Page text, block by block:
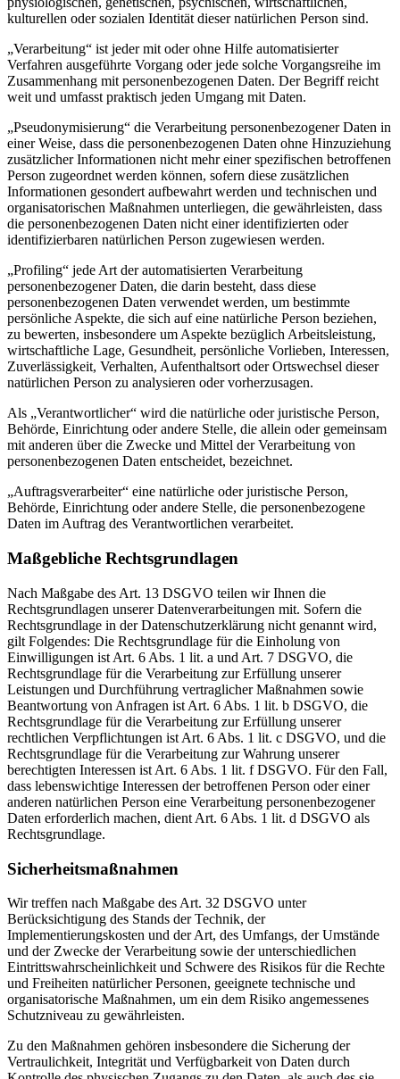
kulturellen oder sozialen Identität dieser natürlichen Person sind.
„Verarbeitung“ ist jeder mit oder ohne Hilfe automatisierter
Verfahren ausgeführte Vorgang oder jede solche Vorgangsreihe im
Zusammenhang mit personenbezogenen Daten. Der Begriff reicht
weit und umfasst praktisch jeden Umgang mit Daten.
„Pseudonymisierung“ die Verarbeitung personenbezogener Daten in
einer Weise, dass die personenbezogenen Daten ohne Hinzuziehung
zusätzlicher Informationen nicht mehr einer spezifischen betroffenen
Person zugeordnet werden können, sofern diese zusätzlichen
Informationen gesondert aufbewahrt werden und technischen und
organisatorischen Maßnahmen unterliegen, die gewährleisten, dass
die personenbezogenen Daten nicht einer identifizierten oder
identifizierbaren natürlichen Person zugewiesen werden.
„Profiling“ jede Art der automatisierten Verarbeitung
personenbezogener Daten, die darin besteht, dass diese
personenbezogenen Daten verwendet werden, um bestimmte
persönliche Aspekte, die sich auf eine natürliche Person beziehen,
zu bewerten, insbesondere um Aspekte bezüglich Arbeitsleistung,
wirtschaftliche Lage, Gesundheit, persönliche Vorlieben, Interessen,
Zuverlässigkeit, Verhalten, Aufenthaltsort oder Ortswechsel dieser
natürlichen Person zu analysieren oder vorherzusagen.
Als „Verantwortlicher“ wird die natürliche oder juristische Person,
Behörde, Einrichtung oder andere Stelle, die allein oder gemeinsam
mit anderen über die Zwecke und Mittel der Verarbeitung von
personenbezogenen Daten entscheidet, bezeichnet.
„Auftragsverarbeiter“ eine natürliche oder juristische Person,
Behörde, Einrichtung oder andere Stelle, die personenbezogene
Daten im Auftrag des Verantwortlichen verarbeitet.
Maßgebliche Rechtsgrundlagen
Nach Maßgabe des Art. 13 DSGVO teilen wir Ihnen die
Rechtsgrundlagen unserer Datenverarbeitungen mit. Sofern die
Rechtsgrundlage in der Datenschutzerklärung nicht genannt wird,
gilt Folgendes: Die Rechtsgrundlage für die Einholung von
Einwilligungen ist Art. 6 Abs. 1 lit. a und Art. 7 DSGVO, die
Rechtsgrundlage für die Verarbeitung zur Erfüllung unserer
Leistungen und Durchführung vertraglicher Maßnahmen sowie
Beantwortung von Anfragen ist Art. 6 Abs. 1 lit. b DSGVO, die
Rechtsgrundlage für die Verarbeitung zur Erfüllung unserer
rechtlichen Verpflichtungen ist Art. 6 Abs. 1 lit. c DSGVO, und die
Rechtsgrundlage für die Verarbeitung zur Wahrung unserer
berechtigten Interessen ist Art. 6 Abs. 1 lit. f DSGVO. Für den Fall,
dass lebenswichtige Interessen der betroffenen Person oder einer
anderen natürlichen Person eine Verarbeitung personenbezogener
Daten erforderlich machen, dient Art. 6 Abs. 1 lit. d DSGVO als
Rechtsgrundlage.
Sicherheitsmaßnahmen
Wir treffen nach Maßgabe des Art. 32 DSGVO unter
Berücksichtigung des Stands der Technik, der
Implementierungskosten und der Art, des Umfangs, der Umstände
und der Zwecke der Verarbeitung sowie der unterschiedlichen
Eintrittswahrscheinlichkeit und Schwere des Risikos für die Rechte
und Freiheiten natürlicher Personen, geeignete technische und
organisatorische Maßnahmen, um ein dem Risiko angemessenes
Schutzniveau zu gewährleisten.
Zu den Maßnahmen gehören insbesondere die Sicherung der
Vertraulichkeit, Integrität und Verfügbarkeit von Daten durch